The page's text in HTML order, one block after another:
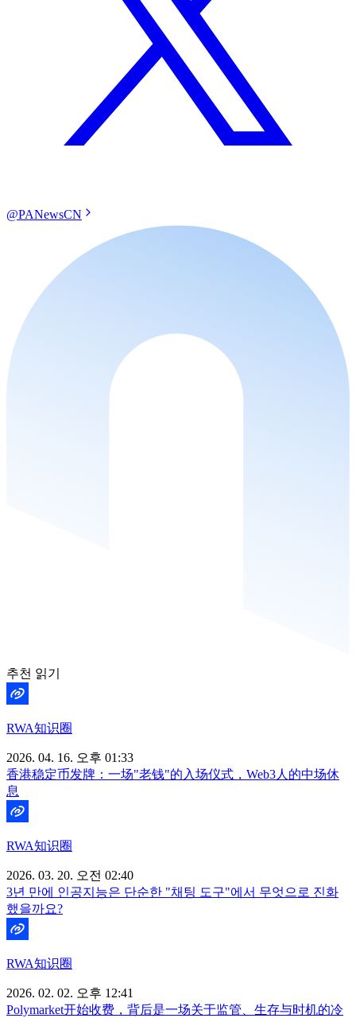
@PANewsCN
추천 읽기
RWA知识圈
2026. 04. 16. 오후 01:33
香港稳定币发牌：一场"老钱"的入场仪式，Web3人的中场休
息
RWA知识圈
2026. 03. 20. 오전 02:40
3년 만에 인공지능은 단순한 "채팅 도구"에서 무엇으로 진화
했을까요?
RWA知识圈
2026. 02. 02. 오후 12:41
Polymarket开始收费，背后是一场关于监管、生存与时机的冷